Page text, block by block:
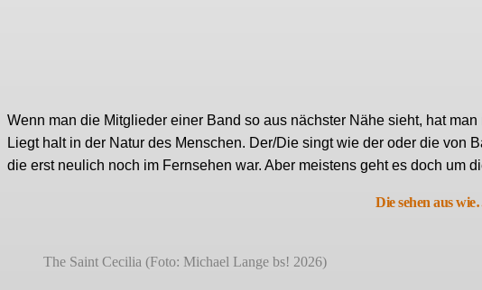
Wenn man die Mitglieder einer Band so aus nächster Nähe sieht, hat
Liegt halt in der Natur des Menschen. Der/Die singt wie der oder die von
die erst neulich noch im Fernsehen war. Aber meistens geht es doch um
Die sehen aus
The Saint Cecilia (Foto: Michael Lange bs! 2026)